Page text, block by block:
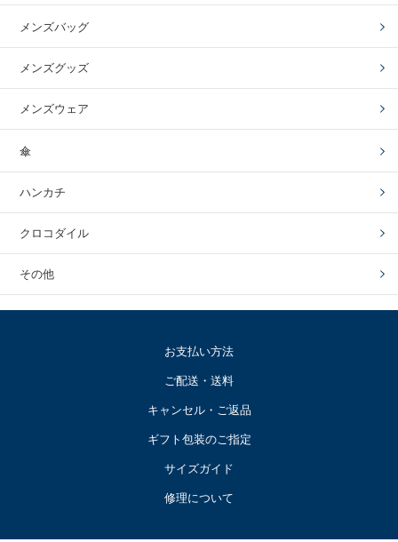
メンズバッグ
メンズグッズ
メンズウェア
傘
ハンカチ
クロコダイル
その他
お支払い方法
ご配送・送料
キャンセル・ご返品
ギフト包装のご指定
サイズガイド
修理について